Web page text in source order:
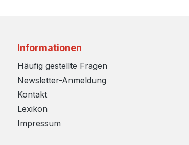
Informationen
Häufig gestellte Fragen
Newsletter-Anmeldung
Kontakt
Lexikon
Impressum